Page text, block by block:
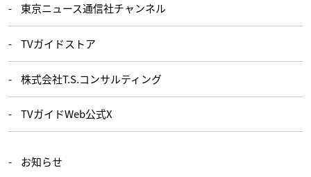
東京ニュース通信社チャンネル
TVガイドストア
株式会社T.S.コンサルティング
TVガイドWeb公式X
お知らせ